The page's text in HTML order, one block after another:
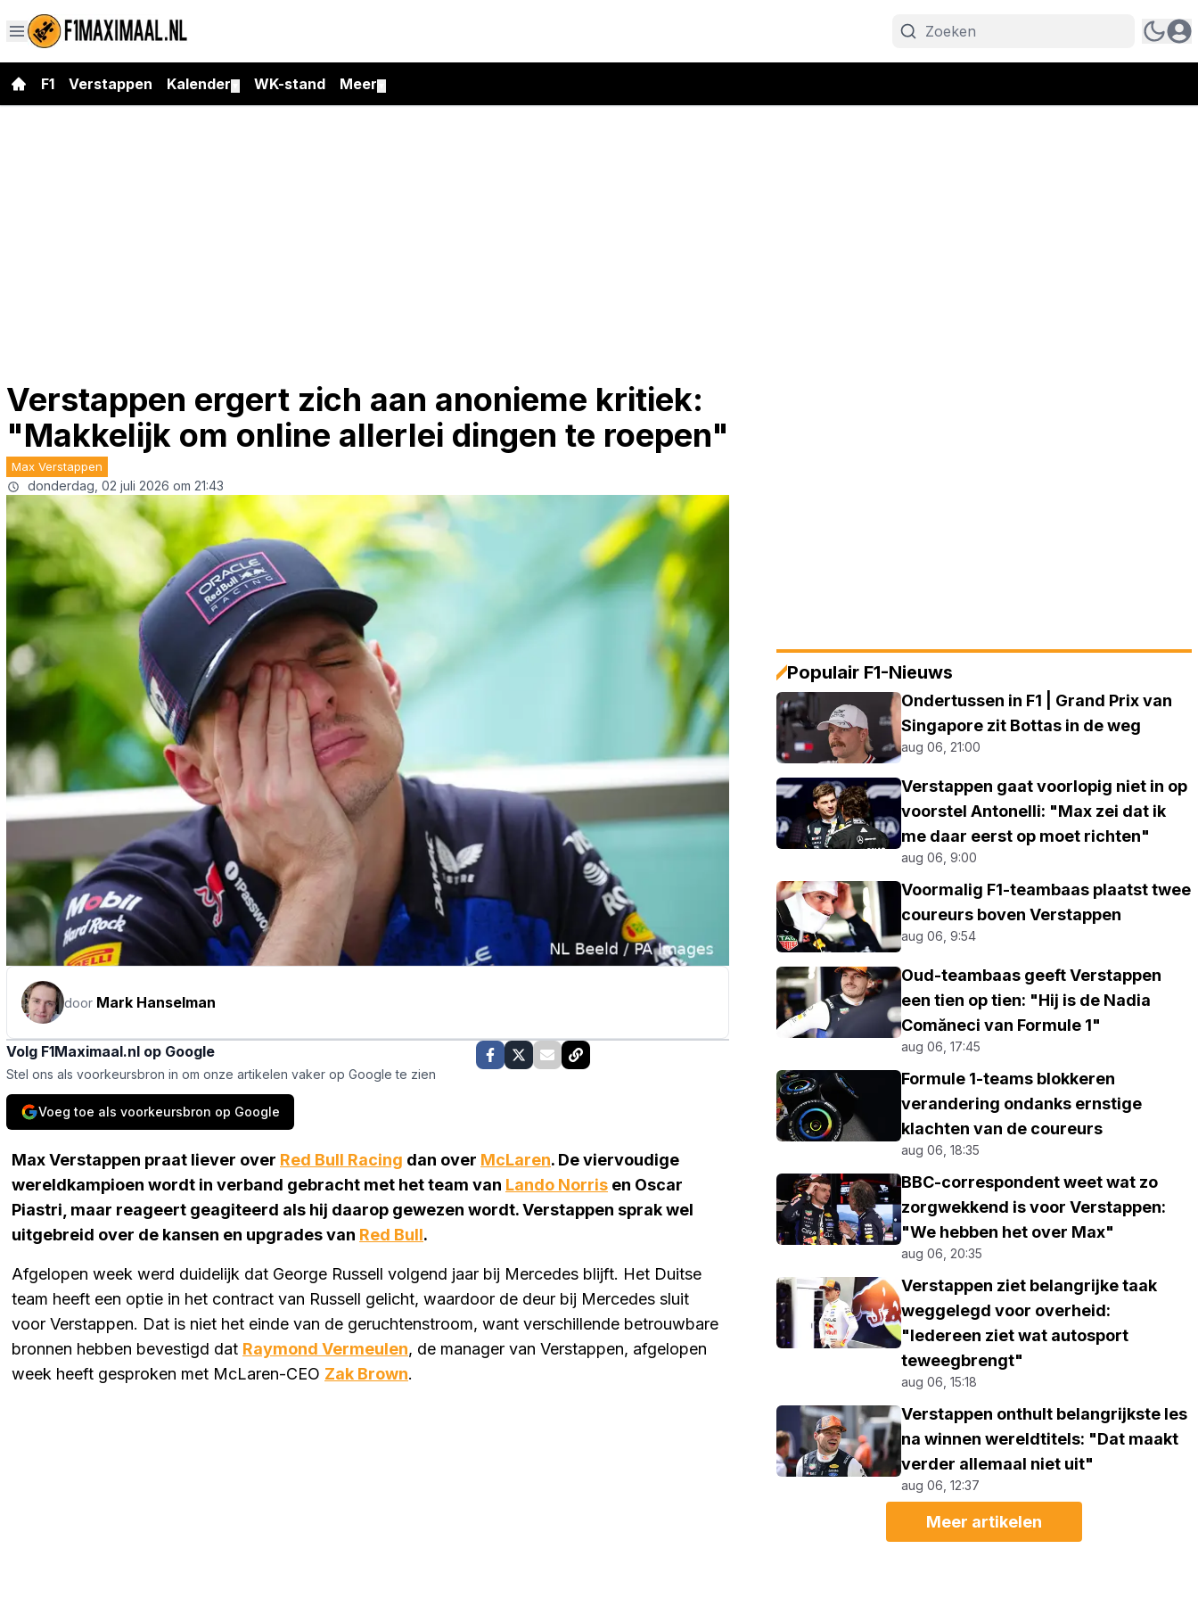
F1 Verstappen Kalender WK-stand Meer
Verstappen ergert zich aan anonieme kritiek:
"Makkelijk om online allerlei dingen te roepen"
Max Verstappen
donderdag, 02 juli 2026 om 21:43
door Mark Hanselman
Volg F1Maximaal.nl op Google
Stel ons als voorkeursbron in om onze artikelen vaker op Google te zien
Voeg toe als voorkeursbron op Google
Max Verstappen praat liever over Red Bull Racing dan over McLaren. De viervoudige
wereldkampioen wordt in verband gebracht met het team van Lando Norris en Oscar
Piastri, maar reageert geagiteerd als hij daarop gewezen wordt. Verstappen sprak wel
uitgebreid over de kansen en upgrades van Red Bull.
Afgelopen week werd duidelijk dat George Russell volgend jaar bij Mercedes blijft. Het Duitse
team heeft een optie in het contract van Russell gelicht, waardoor de deur bij Mercedes sluit
voor Verstappen. Dat is niet het einde van de geruchtenstroom, want verschillende betrouwbare
bronnen hebben bevestigd dat Raymond Vermeulen, de manager van Verstappen, afgelopen
week heeft gesproken met McLaren-CEO Zak Brown.
Populair F1-Nieuws
Ondertussen in F1 | Grand Prix van
Singapore zit Bottas in de weg
aug 06, 21:00
Verstappen gaat voorlopig niet in op
voorstel Antonelli: "Max zei dat ik
me daar eerst op moet richten"
aug 06, 9:00
Voormalig F1-teambaas plaatst twee
coureurs boven Verstappen
aug 06, 9:54
Oud-teambaas geeft Verstappen
een tien op tien: "Hij is de Nadia
Comăneci van Formule 1"
aug 06, 17:45
Formule 1-teams blokkeren
verandering ondanks ernstige
klachten van de coureurs
aug 06, 18:35
BBC-correspondent weet wat zo
zorgwekkend is voor Verstappen:
"We hebben het over Max"
aug 06, 20:35
Verstappen ziet belangrijke taak
weggelegd voor overheid:
"Iedereen ziet wat autosport
teweegbrengt"
aug 06, 15:18
Verstappen onthult belangrijkste les
na winnen wereldtitels: "Dat maakt
verder allemaal niet uit"
aug 06, 12:37
Meer artikelen